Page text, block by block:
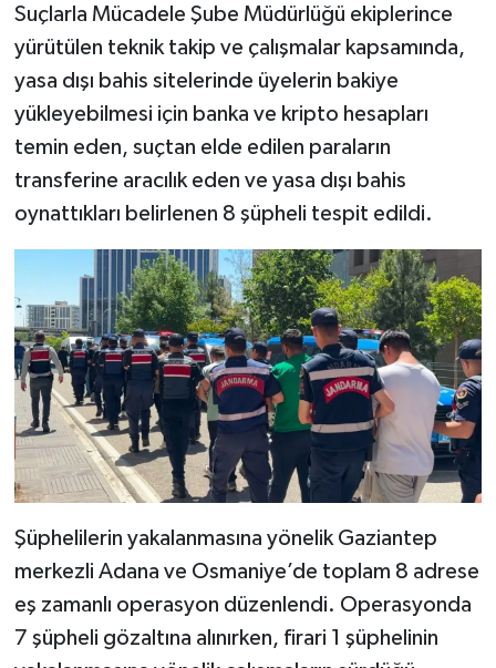
Suçlarla Mücadele Şube Müdürlüğü ekiplerince
yürütülen teknik takip ve çalışmalar kapsamında,
yasa dışı bahis sitelerinde üyelerin bakiye
yükleyebilmesi için banka ve kripto hesapları
temin eden, suçtan elde edilen paraların
transferine aracılık eden ve yasa dışı bahis
oynattıkları belirlenen 8 şüpheli tespit edildi.
Şüphelilerin yakalanmasına yönelik Gaziantep
merkezli Adana ve Osmaniye’de toplam 8 adrese
eş zamanlı operasyon düzenlendi. Operasyonda
7 şüpheli gözaltına alınırken, firari 1 şüphelinin